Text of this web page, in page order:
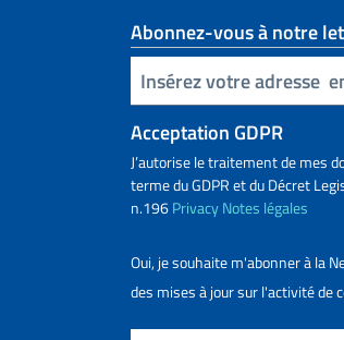
Abonnez-vous à notre
Insert your email
Acceptation GDPR
J’autorise le traitement de mes
terme du GDPR et du Décret
n.196PrivacyNotes légales
Oui, je souhaite m'abonner à la
des mises à jour sur l'activité de